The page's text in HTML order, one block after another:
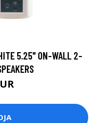
5.25" ON-WALL 2-